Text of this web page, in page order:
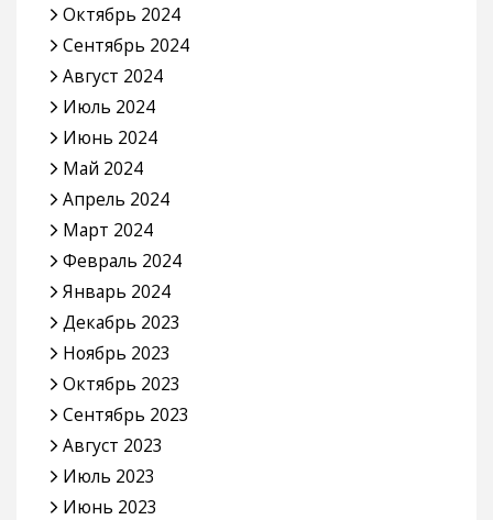
Октябрь 2024
Сентябрь 2024
Август 2024
Июль 2024
Июнь 2024
Май 2024
Апрель 2024
Март 2024
Февраль 2024
Январь 2024
Декабрь 2023
Ноябрь 2023
Октябрь 2023
Сентябрь 2023
Август 2023
Июль 2023
Июнь 2023